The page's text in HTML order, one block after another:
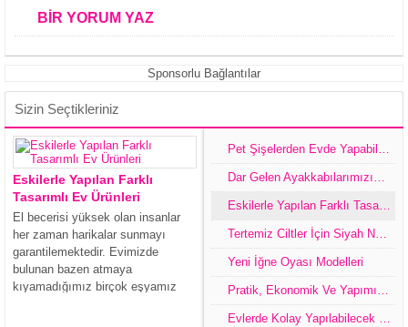
BİR YORUM YAZ
Sponsorlu Bağlantılar
Sizin Seçtikleriniz
Eskilerle Yapılan Farklı
Tasarımlı Ev Ürünleri
El becerisi yüksek olan insanlar
her zaman harikalar sunmayı
garantilemektedir. Evimizde
bulunan bazen atmaya
kıyamadığımız birçok eşyamız
Yeni İğne Oyası Modelleri